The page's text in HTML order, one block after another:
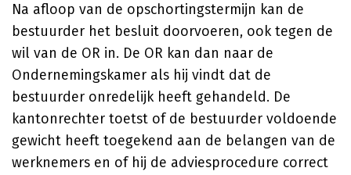
Na afloop van de opschortingstermijn kan de
bestuurder het besluit doorvoeren, ook tegen de
wil van de OR in. De OR kan dan naar de
Ondernemingskamer als hij vindt dat de
bestuurder onredelijk heeft gehandeld. De
kantonrechter toetst of de bestuurder voldoende
gewicht heeft toegekend aan de belangen van de
werknemers en of hij de adviesprocedure correct